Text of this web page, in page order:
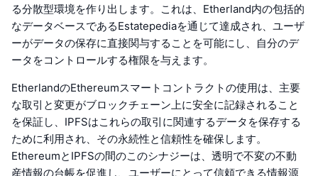
る分散型環境を作り出します。これは、Etherland内の包括的
なデータベースであるEstatepediaを通じて達成され、ユーザ
ーがデータの保存に直接関与することを可能にし、自分のデ
ータをコントロールする権限を与えます。
EtherlandのEthereumスマートコントラクトの使用は、主要
な取引と変更がブロックチェーン上に安全に記録されること
を保証し、IPFSはこれらの取引に関連するデータを保存する
ために利用され、その永続性と信頼性を確保します。
EthereumとIPFSの間のこのシナジーは、透明で不変の不動
産情報の台帳を促進し、ユーザーにとって信頼できる情報源